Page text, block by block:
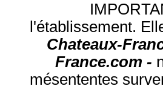
l'établissement.
Chateaux-
France.com -
mésententes